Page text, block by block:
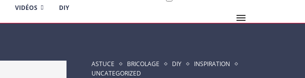
VIDÉOS DIY
ASTUCE BRICOLAGE DIY
INSPIRATION
UNCATEGORIZED